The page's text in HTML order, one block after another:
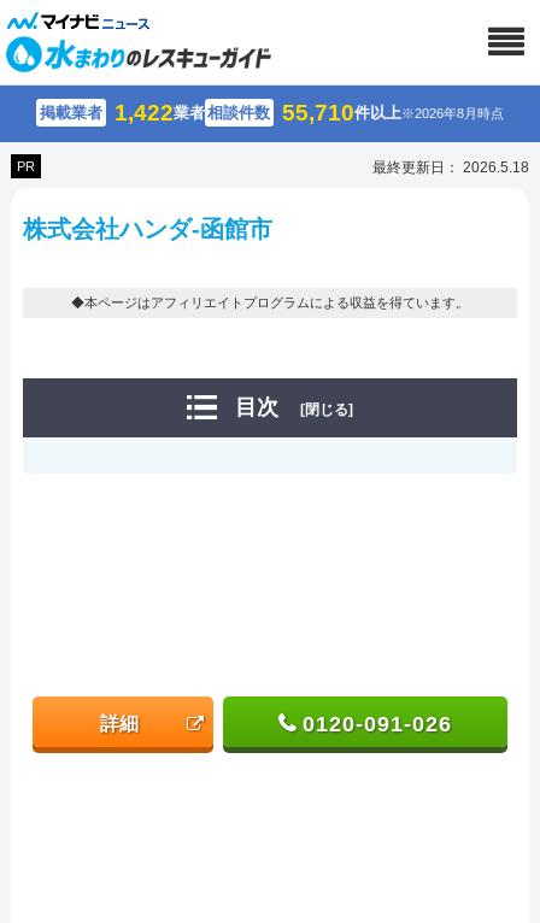
掲載業者 1,422業者相談件数 55,710件以上※2026年8月時点
PR 最終更新日： 2026.5.18
株式会社ハンダ-函館市
◆本ページはアフィリエイトプログラムによる収益を得ています。
目次 [閉じる]
詳細 0120-091-026